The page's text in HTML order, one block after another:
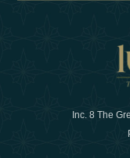
Inc. 8 The